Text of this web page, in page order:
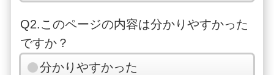
Q2.このページの内容は分かりやすかった
ですか？
分かりやすかった